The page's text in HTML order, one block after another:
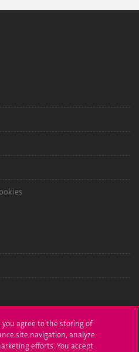
you agree to the storing of
site navigation, analyze
efforts. You accept